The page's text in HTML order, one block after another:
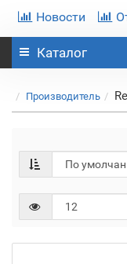
Новости
Каталог
Производитель